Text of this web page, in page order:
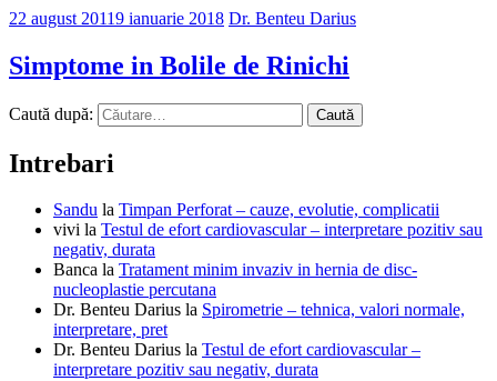
22 august 20119 ianuarie 2018 Dr. Benteu Darius
Simptome in Bolile de Rinichi
Caută după:
Intrebari
Sandu la Timpan Perforat – cauze, evolutie, complicatii
vivi la Testul de efort cardiovascular – interpretare pozitiv sau
negativ, durata
Banca la Tratament minim invaziv in hernia de disc-
nucleoplastie percutana
Dr. Benteu Darius la Spirometrie – tehnica, valori normale,
interpretare, pret
Dr. Benteu Darius la Testul de efort cardiovascular –
interpretare pozitiv sau negativ, durata